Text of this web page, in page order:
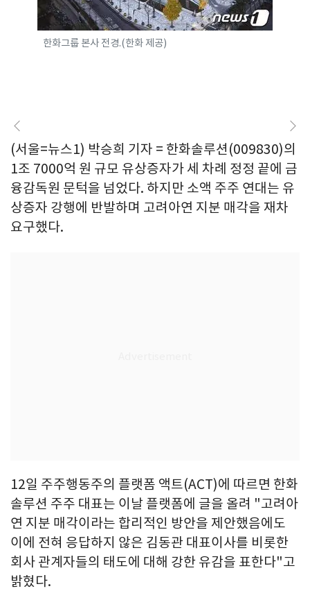
한화그룹 본사 전경.(한화 제공)
(서울=뉴스1) 박승희 기자 = 한화솔루션(009830)의
1조 7000억 원 규모 유상증자가 세 차례 정정 끝에 금
융감독원 문턱을 넘었다. 하지만 소액 주주 연대는 유
상증자 강행에 반발하며 고려아연 지분 매각을 재차
요구했다.
12일 주주행동주의 플랫폼 액트(ACT)에 따르면 한화
솔루션 주주 대표는 이날 플랫폼에 글을 올려 "고려아
연 지분 매각이라는 합리적인 방안을 제안했음에도
이에 전혀 응답하지 않은 김동관 대표이사를 비롯한
회사 관계자들의 태도에 대해 강한 유감을 표한다"고
밝혔다.